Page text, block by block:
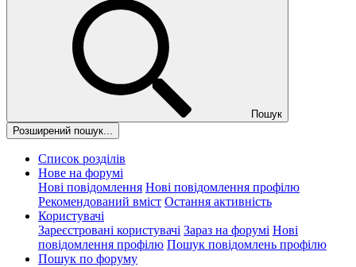
Пошук
Розширений пошук...
Список розділів
Нове на форумі
Нові повідомлення Нові повідомлення профілю
Рекомендований вміст Остання активність
Користувачі
Зареєстровані користувачі Зараз на форумі Нові
повідомлення профілю Пошук повідомлень профілю
Пошук по форуму